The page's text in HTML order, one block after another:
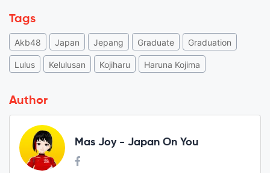
Tags
Akb48 Japan Jepang Graduate Graduation
Lulus Kelulusan Kojiharu Haruna Kojima
Author
Mas Joy - Japan On You